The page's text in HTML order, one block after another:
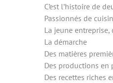
C’est l’histoire de
Passionnés de
La jeune
La démarche
Des matières
Des productions en
Des recettes riches